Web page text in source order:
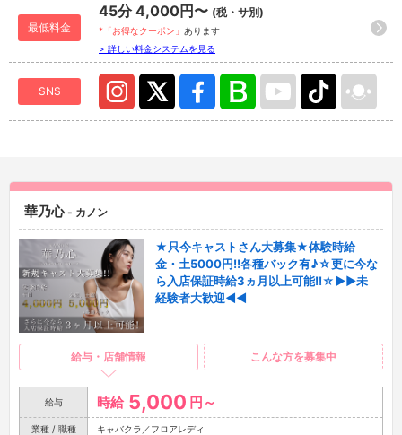
最低料金
45分 4,000円〜 (税・サ別)
*「お得なクーポン」 あります
> 詳しい料金システムを見る
SNS
華乃心- カノン
★只今キャストさん大募集★体験時給
金・土5000円!!各種バック有♪☆更に今な
ら入店保証時給3ヵ月以上可能!!☆▶▶未
経験者大歓迎◀◀
給与・店舗情報 こんな方を募集中
給与 時給 5,000 円～
業種 / 職種 キャバクラ／フロアレディ